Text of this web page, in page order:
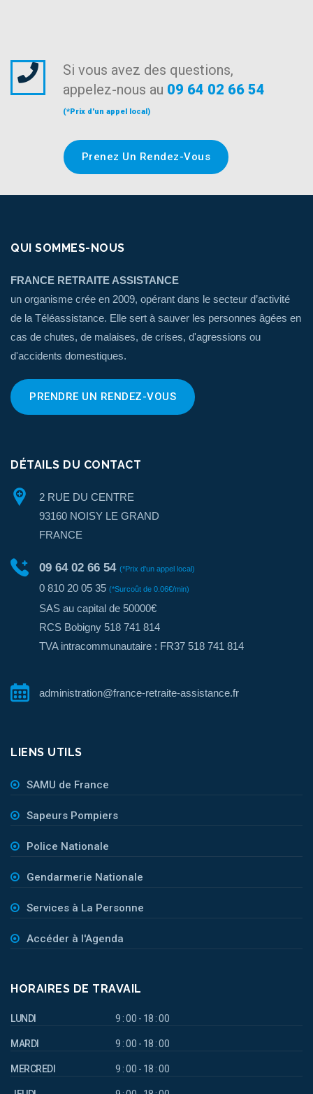
Si vous avez des questions,
appelez-nous au 09 64 02 66 54
(*Prix d'un appel local)
Prenez Un Rendez-Vous
QUI SOMMES-NOUS
FRANCE RETRAITE ASSISTANCE
un organisme crée en 2009, opérant dans le secteur d’activité
de la Téléassistance. Elle sert à sauver les personnes âgées en
cas de chutes, de malaises, de crises, d'agressions ou
d'accidents domestiques.
PRENDRE UN RENDEZ-VOUS
DÉTAILS DU CONTACT
2 RUE DU CENTRE
93160 NOISY LE GRAND
FRANCE
09 64 02 66 54 (*Prix d'un appel local)
0 810 20 05 35 (*Surcoût de 0.06€/min)
SAS au capital de 50000€
RCS Bobigny 518 741 814
TVA intracommunautaire : FR37 518 741 814
administration@france-retraite-assistance.fr
LIENS UTILS
SAMU de France
Sapeurs Pompiers
Police Nationale
Gendarmerie Nationale
Services à La Personne
Accéder à l'Agenda
HORAIRES DE TRAVAIL
LUNDI 9 : 00 - 18 : 00
MARDI 9 : 00 - 18 : 00
MERCREDI 9 : 00 - 18 : 00